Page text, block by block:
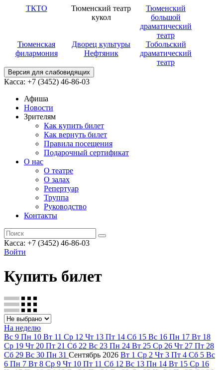
ТКТО
Тюменский театр
кукол
Тюменский
большой
драматический
театр
Тюменская
филармония
Дворец культуры
Нефтяник
Тобольский
драматический
театр
Версия для слабовидящих
Касса: +7 (3452) 46-86-03
Афиша
Новости
Зрителям
Как купить билет
Как вернуть билет
Правила посещения
Подарочный сертификат
О нас
О театре
О залах
Репертуар
Труппа
Руководство
Контакты
Касса: +7 (3452) 46-86-03
Войти
Купить билет
На неделю
Вс 9 Пн 10 Вт 11 Ср 12 Чт 13 Пт 14 Сб 15 Вс 16 Пн 17 Вт 18
Ср 19 Чт 20 Пт 21 Сб 22 Вс 23 Пн 24 Вт 25 Ср 26 Чт 27 Пт 28
Сб 29 Вс 30 Пн 31 Сентябрь 2026 Вт 1 Ср 2 Чт 3 Пт 4 Сб 5 Вс
6 Пн 7 Вт 8 Ср 9 Чт 10 Пт 11 Сб 12 Вс 13 Пн 14 Вт 15 Ср 16